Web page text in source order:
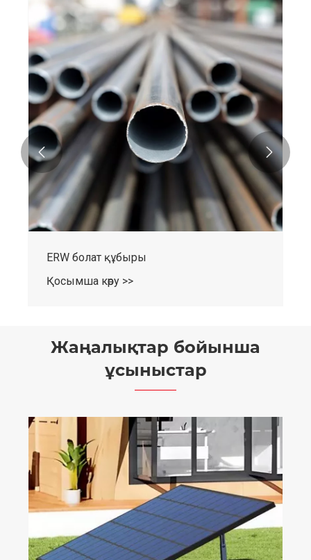
ERW болат құбыры
Қосымша көру >>
 
Жаңалықтар бойынша
ұсыныстар